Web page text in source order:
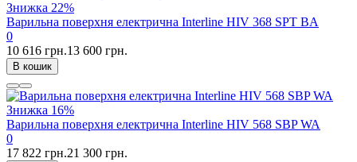
Знижка 22%
Варильна поверхня електрична Interline HIV 368 SPT BA
0
10 616 грн.13 600 грн.
В кошик
Знижка 16%
Варильна поверхня електрична Interline HIV 568 SBP WA
0
17 822 грн.21 300 грн.